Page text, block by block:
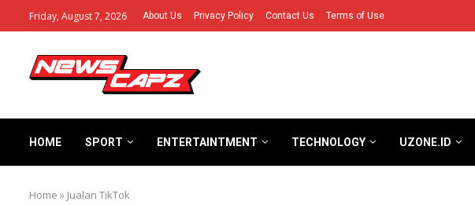
Friday, August 7, 2026 About Us Privacy Policy Contact Us Terms of Use
HOME SPORT ENTERTAINTMENT TECHNOLOGY UZONE.ID
Home » Jualan TikTok